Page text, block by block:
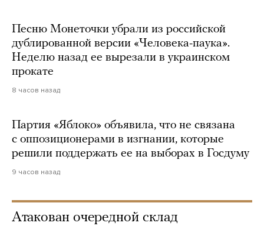
Песню Монеточки убрали из российской
дублированной версии «Человека-паука».
Неделю назад ее вырезали в украинском
прокате
8 часов назад
Партия «Яблоко» объявила, что не связана
с оппозиционерами в изгнании, которые
решили поддержать ее на выборах в Госдуму
9 часов назад
Атакован очередной склад